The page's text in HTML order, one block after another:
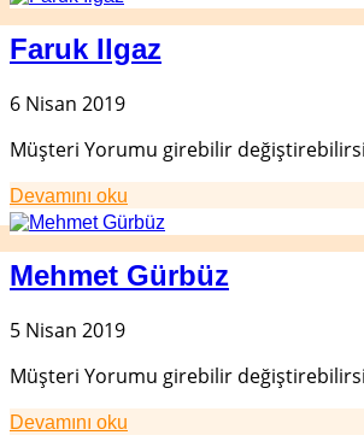
Faruk Ilgaz
6 Nisan 2019
Müşteri Yorumu girebilir
Devamını oku
Mehmet Gürbüz
5 Nisan 2019
Müşteri Yorumu girebilir
Devamını oku